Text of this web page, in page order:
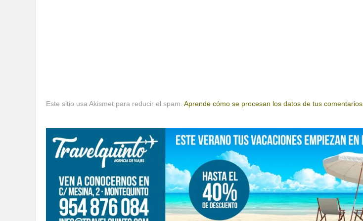
Este sitio usa Akismet para reducir el spam. Aprende cómo se procesan los datos de tus comentarios.